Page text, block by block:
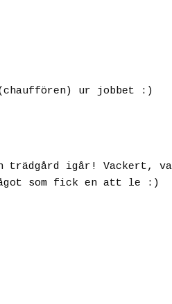
ur jobbet :)
igår! Vackert,
som fick en att le :)